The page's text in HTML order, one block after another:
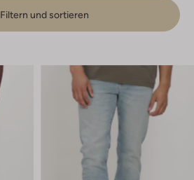
Filtern und sortieren